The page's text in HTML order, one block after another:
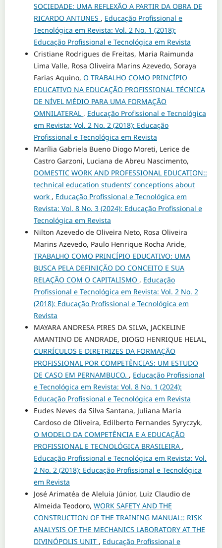
SOCIEDADE: UMA REFLEXÃO A PARTIR DA OBRA DE
RICARDO ANTUNES , Educação Profissional e
Tecnológica em Revista: Vol. 2 No. 1 (2018):
Educação Profissional e Tecnológica em Revista
Cristiane Rodrigues de Freitas, Maria Raimunda
Lima Valle, Rosa Oliveira Marins Azevedo, Soraya
Farias Aquino, O TRABALHO COMO PRINCÍPIO
EDUCATIVO NA EDUCAÇÃO PROFISSIONAL TÉCNICA
DE NÍVEL MÉDIO PARA UMA FORMAÇÃO
OMNILATERAL , Educação Profissional e Tecnológica
em Revista: Vol. 2 No. 2 (2018): Educação
Profissional e Tecnológica em Revista
Marília Gabriela Bueno Diogo Moreti, Lerice de
Castro Garzoni, Luciana de Abreu Nascimento,
DOMESTIC WORK AND PROFESSIONAL EDUCATION::
technical education students’ conceptions about
work , Educação Profissional e Tecnológica em
Revista: Vol. 8 No. 3 (2024): Educação Profissional e
Tecnológica em Revista
Nilton Azevedo de Oliveira Neto, Rosa Oliveira
Marins Azevedo, Paulo Henrique Rocha Aride,
TRABALHO COMO PRINCÍPIO EDUCATIVO: UMA
BUSCA PELA DEFINIÇÃO DO CONCEITO E SUA
RELAÇÃO COM O CAPITALISMO , Educação
Profissional e Tecnológica em Revista: Vol. 2 No. 2
(2018): Educação Profissional e Tecnológica em
Revista
MAYARA ANDRESA PIRES DA SILVA, JACKELINE
AMANTINO DE ANDRADE, DIOGO HENRIQUE HELAL,
CURRÍCULOS E DIRETRIZES DA FORMAÇÃO
PROFISSIONAL POR COMPETÊNCIAS: UM ESTUDO
DE CASO EM PERNAMBUCO. , Educação Profissional
e Tecnológica em Revista: Vol. 8 No. 1 (2024):
Educação Profissional e Tecnológica em Revista
Eudes Neves da Silva Santana, Juliana Maria
Cardoso de Oliveira, Edilberto Fernandes Syryczyk,
O MODELO DA COMPETÊNCIA E A EDUCAÇÃO
PROFISSIONAL E TECNOLÓGICA BRASILEIRA ,
Educação Profissional e Tecnológica em Revista: Vol.
2 No. 2 (2018): Educação Profissional e Tecnológica
em Revista
José Arimatéa de Aleluia Júnior, Luiz Claudio de
Almeida Teodoro, WORK SAFETY AND THE
CONSTRUCTION OF THE TRAINING MANUAL:: RISK
ANALYSIS OF THE MECHANICS LABORATORY AT THE
DIVINÓPOLIS UNIT , Educação Profissional e